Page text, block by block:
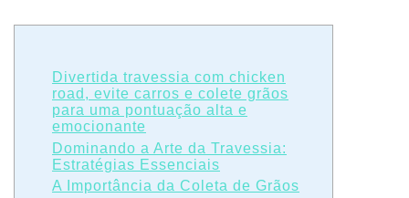
Divertida travessia com chicken
road, evite carros e colete grãos
para uma pontuação alta e
emocionante
Dominando a Arte da Travessia:
Estratégias Essenciais
A Importância da Coleta de Grãos